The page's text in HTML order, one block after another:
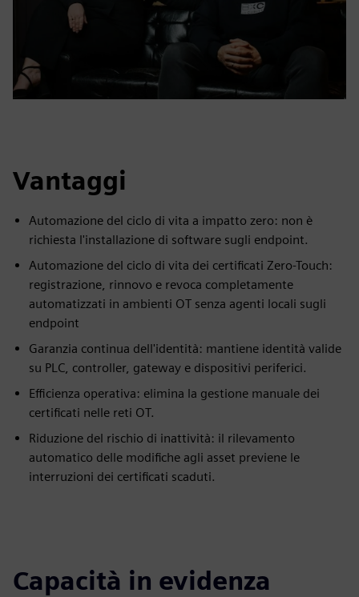
Vantaggi
Automazione del ciclo di vita a impatto zero: non è
richiesta l'installazione di software sugli endpoint.
Automazione del ciclo di vita dei certificati Zero-Touch:
registrazione, rinnovo e revoca completamente
automatizzati in ambienti OT senza agenti locali sugli
endpoint
Garanzia continua dell'identità: mantiene identità valide
su PLC, controller, gateway e dispositivi periferici.
Efficienza operativa: elimina la gestione manuale dei
certificati nelle reti OT.
Riduzione del rischio di inattività: il rilevamento
automatico delle modifiche agli asset previene le
interruzioni dei certificati scaduti.
Capacità in evidenza